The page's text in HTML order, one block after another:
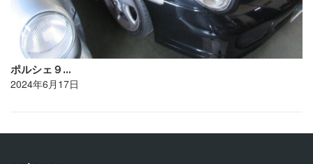
ポルシェ９…
2024年6月17日